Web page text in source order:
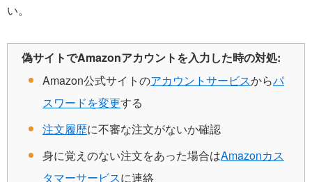
い。
偽サイトでAmazonアカウントを入力した時の対処:
Amazon公式サイトのアカウントサービスからパ
スワードを変更する
注文履歴に不審な注文がないか確認
身に覚えのない注文をあった場合はAmazonカス
タマーサービスに連絡